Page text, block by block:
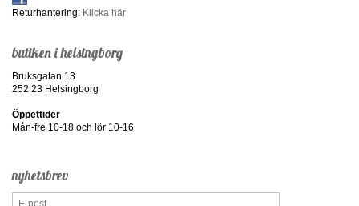
Returhantering: Klicka här
butiken i helsingborg
Bruksgatan 13
252 23 Helsingborg
Öppettider
Mån-fre 10-18 och lör 10-16
nyhetsbrev